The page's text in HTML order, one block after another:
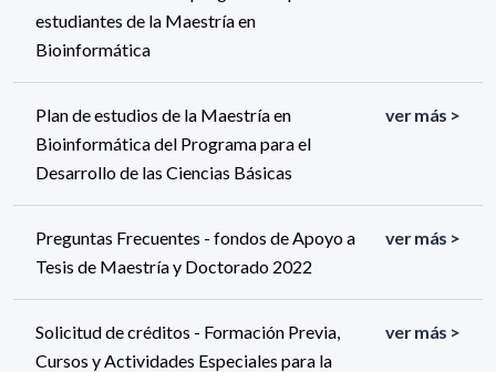
estudiantes de la Maestría en
Bioinformática
Plan de estudios de la Maestría en
Bioinformática del Programa para el
Desarrollo de las Ciencias Básicas
ver más >
Preguntas Frecuentes - fondos de Apoyo a
Tesis de Maestría y Doctorado 2022
ver más >
Solicitud de créditos - Formación Previa,
Cursos y Actividades Especiales para la
ver más >